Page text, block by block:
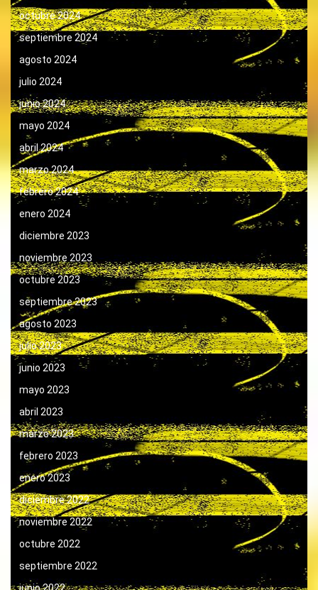
octubre 2024
septiembre 2024
agosto 2024
julio 2024
junio 2024
mayo 2024
abril 2024
marzo 2024
febrero 2024
enero 2024
diciembre 2023
noviembre 2023
octubre 2023
septiembre 2023
agosto 2023
julio 2023
junio 2023
mayo 2023
abril 2023
marzo 2023
febrero 2023
enero 2023
diciembre 2022
noviembre 2022
octubre 2022
septiembre 2022
junio 2022